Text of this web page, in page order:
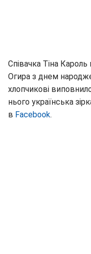
Співачка Тіна Кароль
Огира з днем
хлопчикові
нього українська
в Facebook.